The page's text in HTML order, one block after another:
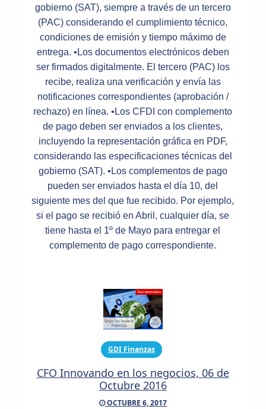
gobierno (SAT), siempre a través de un tercero
(PAC) considerando el cumplimiento técnico,
condiciones de emisión y tiempo máximo de
entrega. •Los documentos electrónicos deben
ser firmados digitalmente. El tercero (PAC) los
recibe, realiza una verificación y envía las
notificaciones correspondientes (aprobación /
rechazo) en línea. •Los CFDI con complemento
de pago deben ser enviados a los clientes,
incluyendo la representación gráfica en PDF,
considerando las especificaciones técnicas del
gobierno (SAT). •Los complementos de pago
pueden ser enviados hasta el día 10, del
siguiente mes del que fue recibido. Por ejemplo,
si el pago se recibió en Abril, cualquier día, se
tiene hasta el 1º de Mayo para entregar el
complemento de pago correspondiente.
GDI Finanzas
CFO Innovando en los negocios, 06 de
Octubre 2016
OCTUBRE 6, 2017